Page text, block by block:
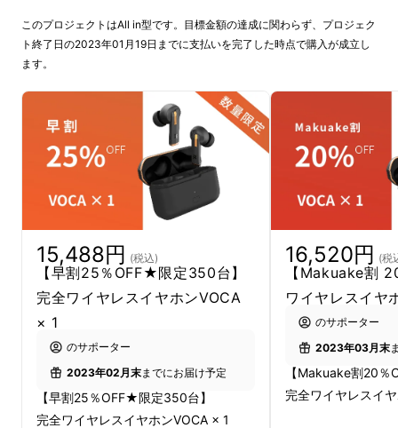
するなど、大変
多くの皆さまよりご支援を頂きました。
このプロジェクトはAll in型です。目標金額の達成に関わらず、プロジェク
ト終了日の2023年01月19日までに支払いを完了した時点で購入が成立し
ます。
15,488円 (税込)
【早割25％OFF★限定350台】
完全ワイヤレスイヤホンVOCA
× 1
のサポーター
2023年02月末までにお届け予定
【早割25％OFF★限定350台】
完全ワイヤレスイヤホンVOCA × 1
16,520円 (税
【Makuake割
ワイヤレスイヤ
のサポーター
2023年03月末
【Makuake割20％
完全ワイヤレスイ